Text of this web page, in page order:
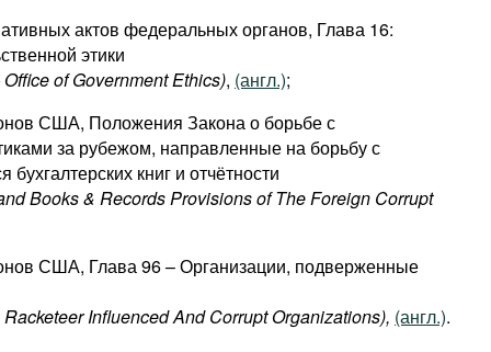
актов федеральных органов, Глава 16:
этики
of Government Ethics), (англ.);
США, Положения Закона о борьбе с
за рубежом, направленные на борьбу с
книг и отчётности
Books & Records Provisions of The Foreign Corrupt
США, Глава 96 – Организации, подверженные
Influenced And Corrupt Organizations), (англ.).